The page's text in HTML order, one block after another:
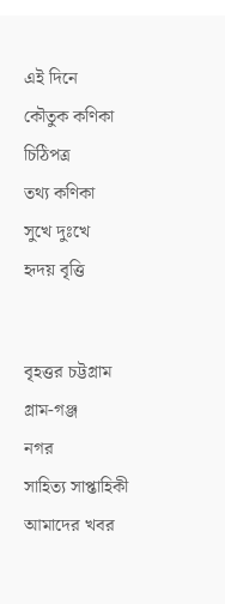
এই দিনে
কৌতুক কণিকা
চিঠিপত্র
তথ্য কণিকা
সুখে দুঃখে
হৃদয় বৃত্তি
বৃহত্তর চট্টগ্রাম
গ্রাম-গঞ্জ
নগর
সাহিত্য সাপ্তাহিকী
আমাদের খবর